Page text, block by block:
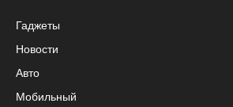
Гаджеты
Новости
Авто
Мобильный